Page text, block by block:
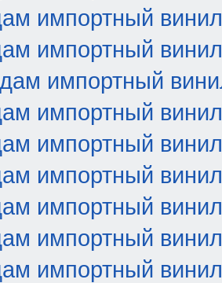
импортный винил
импортный винил
импортный
импортный винил
импортный винил
импортный винил
импортный винил
импортный винил
импортный винил